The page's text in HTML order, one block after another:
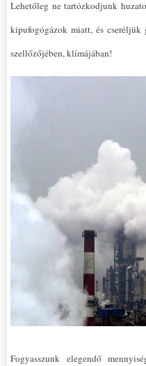
Lehetőleg ne tartózkodjunk
kipufogógázok miatt, és
szellőzőjében, klímájában!
Fogyasszunk elegendő